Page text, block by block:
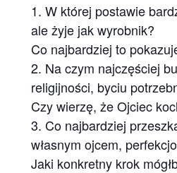
W której postawie
ale żyje jak wyrobnik?
Co najbardziej to
Na czym najczęściej
religijności, byciu
Czy wierzę, że Ojciec
Co najbardziej
własnym ojcem,
Jaki konkretny krok